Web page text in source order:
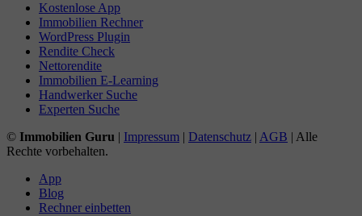
Kostenlose App
Immobilien Rechner
WordPress Plugin
Rendite Check
Nettorendite
Immobilien E-Learning
Handwerker Suche
Experten Suche
© Immobilien Guru | Impressum | Datenschutz | AGB | Alle
Rechte vorbehalten.
App
Blog
Rechner einbetten